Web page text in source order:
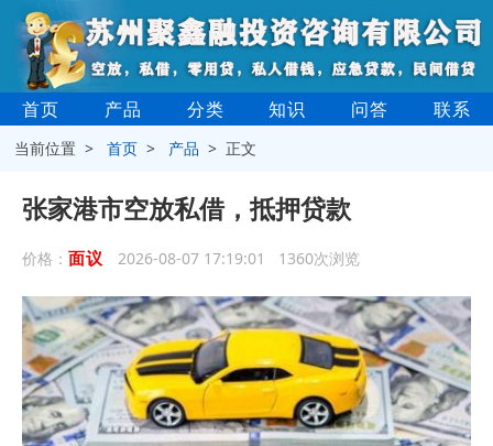
首页 产品 分类 知识 问答 联系
当前位置 >首页 > 产品 > 正文
张家港市空放私借，抵押贷款
价格： 面议 2026-08-07 17:19:01 1360次浏览